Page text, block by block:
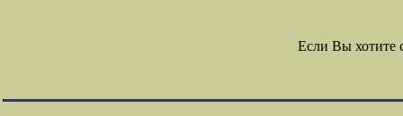
Если Вы хотите